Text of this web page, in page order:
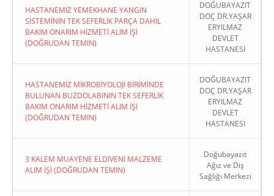
HASTANEMİZ YEMEKHANE YANGIN
SİSTEMİNİN TEK SEFERLİK PARÇA DAHİL
BAKIM ONARIM HİZMETİ ALIM İŞİ
(DOĞRUDAN TEMIN)
DOĞUBAYAZIT
DOÇ DR.YAŞAR
ERYILMAZ
DEVLET
HASTANESİ
HASTANEMİZ MİKROBİYOLOJİ BİRİMİNDE
BULUNAN BUZDOLABININ TEK SEFERLİK
BAKIM ONARIM HİZMETİ ALIM İŞİ
(DOĞRUDAN TEMIN)
DOĞUBAYAZIT
DOÇ DR.YAŞAR
ERYILMAZ
DEVLET
HASTANESİ
3 KALEM MUAYENE ELDİVENİ MALZEME
ALIM İŞİ (DOĞRUDAN TEMIN)
Doğubayazıt
Ağız ve Diş
Sağlığı Merkezi